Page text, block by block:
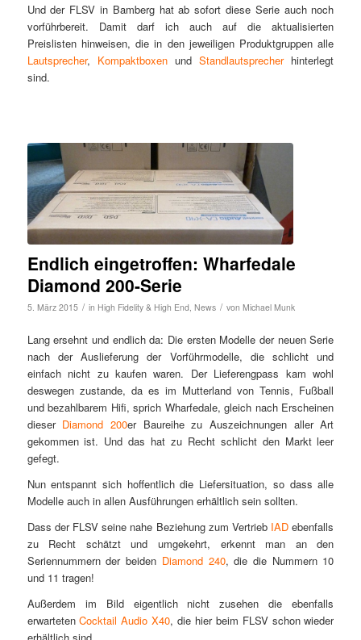
Und der FLSV in Bamberg hat ab sofort diese Serie auch noch
vorführbereit. Damit darf ich auch auf die aktualisierten
Preislisten hinweisen, die in den jeweiligen Produktgruppen alle
Lautsprecher, KompaktboxenundStandlautsprecherhinterlegt
sind.
Endlich eingetroffen: Wharfedale
Diamond 200-Serie
5. März 2015 / in High Fidelity & High End, News / von Michael Munk
Lang ersehnt und endlich da: Die ersten Modelle der neuen Serie
nach der Auslieferung der Vorführmodelle, die schlicht und
einfach nicht zu kaufen waren. Der Lieferengpass kam wohl
deswegen zustande, da es im Mutterland von Tennis, Fußball
und bezahlbarem Hifi, sprich Wharfedale, gleich nach Erscheinen
dieser Diamond 200er Baureihe zu Auszeichnungen aller Art
gekommen ist. Und das hat zu Recht schlicht den Markt leer
gefegt.
Nun entspannt sich hoffentlich die Liefersituation, so dass alle
Modelle auch in allen Ausführungen erhältlich sein sollten.
Dass der FLSV seine nahe Beziehung zum Vertrieb IAD ebenfalls
zu Recht schätzt und umgekehrt, erkennt man an den
Seriennummern der beiden Diamond 240, die die Nummern 10
und 11 tragen!
Außerdem im Bild eigentlich nicht zusehen die ebenfalls
erwartetenCocktail Audio X40, die hier beim FLSV schon wieder